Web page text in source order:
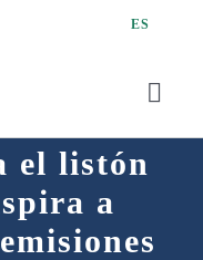
ES
el listón
a